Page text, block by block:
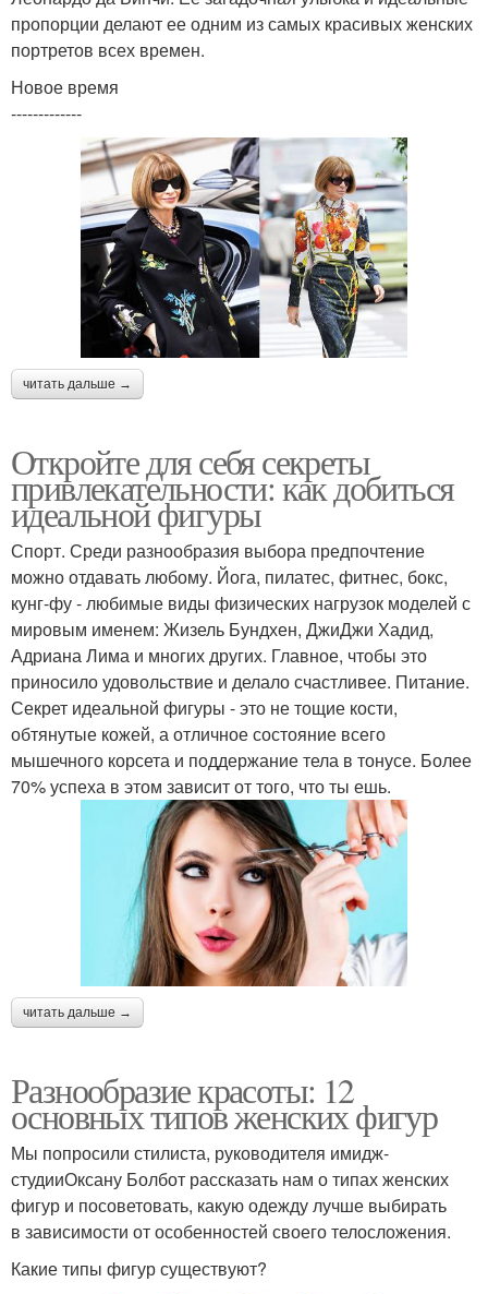
пропорции делают ее одним из самых красивых женских
портретов всех времен.
Новое время
-------------
читать дальше →
Откройте для себя секреты
привлекательности: как добиться
идеальной фигуры
Спорт. Среди разнообразия выбора предпочтение
можно отдавать любому. Йога, пилатес, фитнес, бокс,
кунг-фу - любимые виды физических нагрузок моделей с
мировым именем: Жизель Бундхен, ДжиДжи Хадид,
Адриана Лима и многих других. Главное, чтобы это
приносило удовольствие и делало счастливее. Питание.
Секрет идеальной фигуры - это не тощие кости,
обтянутые кожей, а отличное состояние всего
мышечного корсета и поддержание тела в тонусе. Более
70% успеха в этом зависит от того, что ты ешь.
читать дальше →
Разнообразие красоты: 12
основных типов женских фигур
Мы попросили стилиста, руководителя имидж-
студииОксану Болбот рассказать нам о типах женских
фигур и посоветовать, какую одежду лучше выбирать
в зависимости от особенностей своего телосложения.
Какие типы фигур существуют?